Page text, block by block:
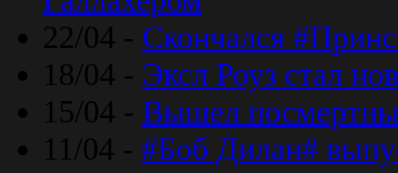
22/04 - Скончался
18/04 - Эксл Роуз стал
15/04 - Вышел
11/04 - #Боб Дилан#